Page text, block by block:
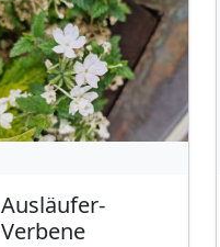
Ausläufer-
Verbene